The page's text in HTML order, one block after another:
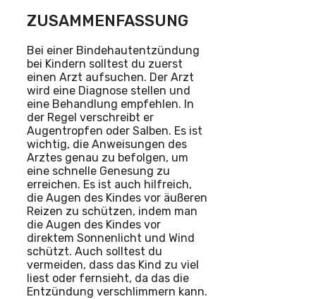
ZUSAMMENFASSUNG
Bei einer Bindehautentzündung
bei Kindern solltest du zuerst
einen Arzt aufsuchen. Der Arzt
wird eine Diagnose stellen und
eine Behandlung empfehlen. In
der Regel verschreibt er
Augentropfen oder Salben. Es ist
wichtig, die Anweisungen des
Arztes genau zu befolgen, um
eine schnelle Genesung zu
erreichen. Es ist auch hilfreich,
die Augen des Kindes vor äußeren
Reizen zu schützen, indem man
die Augen des Kindes vor
direktem Sonnenlicht und Wind
schützt. Auch solltest du
vermeiden, dass das Kind zu viel
liest oder fernsieht, da das die
Entzündung verschlimmern kann.